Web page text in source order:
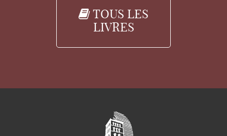
TOUS LES
LIVRES